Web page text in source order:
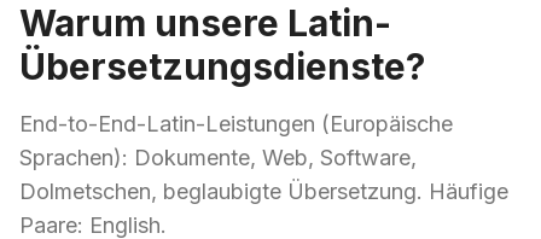
Warum unsere Latin-
Übersetzungsdienste?
End-to-End-Latin-Leistungen (Europäische
Sprachen): Dokumente, Web, Software,
Dolmetschen, beglaubigte Übersetzung. Häufige
Paare: English.